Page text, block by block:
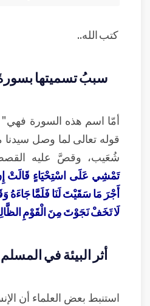
كتب الله..
سببُ تسميتها
أمّا اسم هذه السورة
قوله تعالى لما وصل
شُعَيب، وقصَّ عليه
تَمْشِي عَلَى اسْتِحْيَاءٍ قَالَتْ
أَجْرَ مَا سَقَيْتَ لَنَا فَلَمَّا
لَا تَخَفْ نَجَوْتَ مِنَ الْقَوْمِ
أثر البيئة في
استنبط بعض العلماء أن